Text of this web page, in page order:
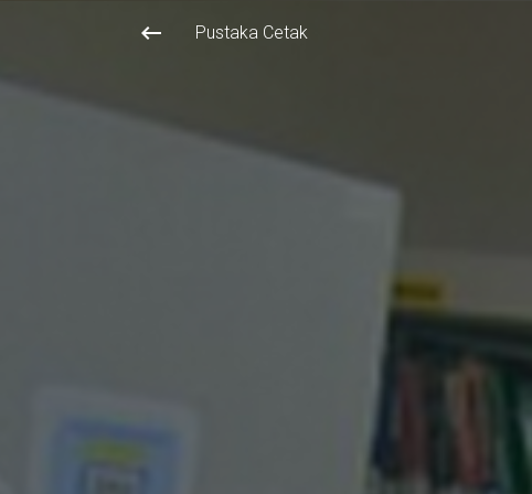
keyboard_backspace Pustaka Cetak